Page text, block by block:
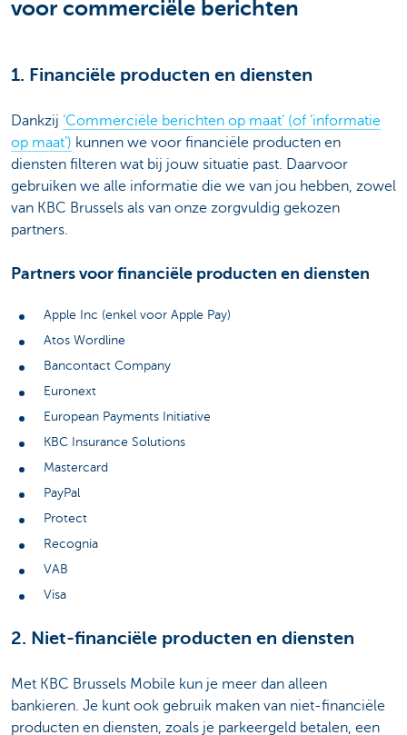
voor commerciële berichten
1. Financiële producten en diensten
Dankzij ‘Commerciële berichten op maat’ (of ‘informatie
op maat’) kunnen we voor financiële producten en
diensten filteren wat bij jouw situatie past. Daarvoor
gebruiken we alle informatie die we van jou hebben, zowel
van KBC Brussels als van onze zorgvuldig gekozen
partners.
Partners voor financiële producten en diensten
Apple Inc (enkel voor Apple Pay)
Atos Wordline
Bancontact Company
Euronext
European Payments Initiative
KBC Insurance Solutions
Mastercard
PayPal
Protect
Recognia
VAB
Visa
2. Niet-financiële producten en diensten
Met KBC Brussels Mobile kun je meer dan alleen
bankieren. Je kunt ook gebruik maken van niet-financiële
producten en diensten, zoals je parkeergeld betalen, een